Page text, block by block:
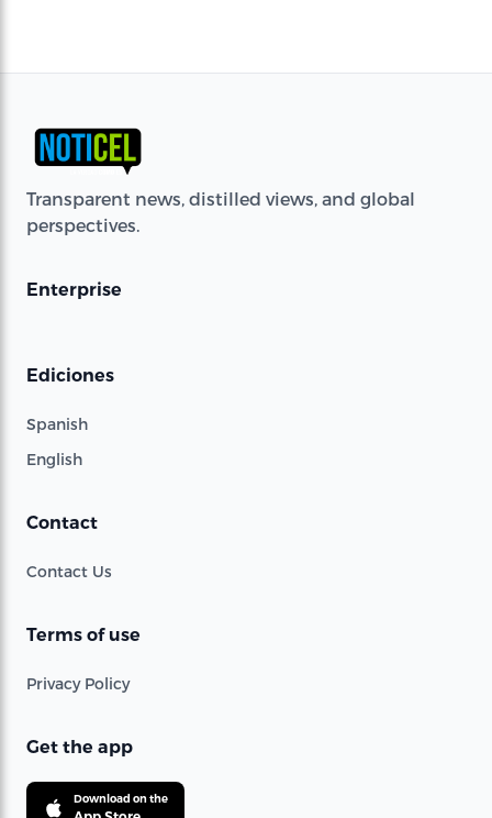
Transparent news, distilled views, and global
perspectives.
Enterprise
Ediciones
Spanish
English
Contact
Contact Us
Terms of use
Privacy Policy
Get the app
Download on the